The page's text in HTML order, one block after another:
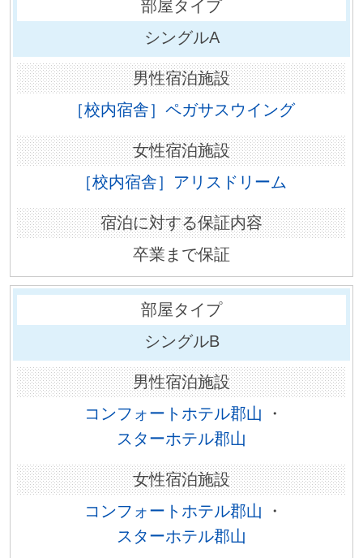
シングルA
［校内宿舎］ペガサスウイング
［校内宿舎］アリスドリーム
卒業まで保証
シングルB
コンフォートホテル郡山
・
スターホテル郡山
コンフォートホテル郡山
・
スターホテル郡山